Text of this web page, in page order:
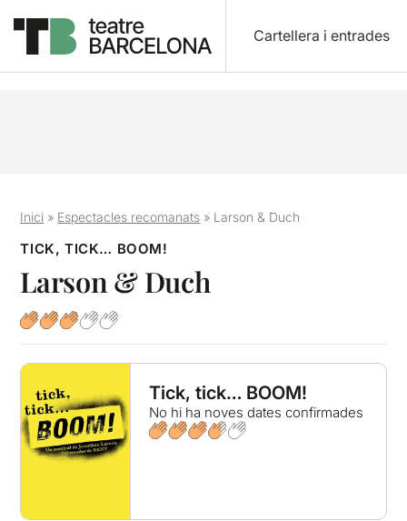
Cartellera i entrades
Inici » Espectacles recomanats » Larson & Duch
TICK, TICK… BOOM!
Larson & Duch
Tick, tick… BOOM!
No hi ha noves dates confirmades